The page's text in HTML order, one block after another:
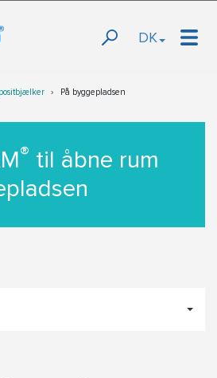
DK
På byggepladsen
® til åbne rum